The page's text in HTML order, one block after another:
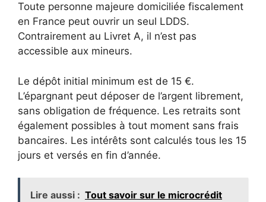
Toute personne majeure domiciliée fiscalement
en France peut ouvrir un seul LDDS.
Contrairement au Livret A, il n’est pas
accessible aux mineurs.
Le dépôt initial minimum est de 15 €.
L’épargnant peut déposer de l’argent librement,
sans obligation de fréquence. Les retraits sont
également possibles à tout moment sans frais
bancaires. Les intérêts sont calculés tous les 15
jours et versés en fin d’année.
Lire aussi : Tout savoir sur le microcrédit